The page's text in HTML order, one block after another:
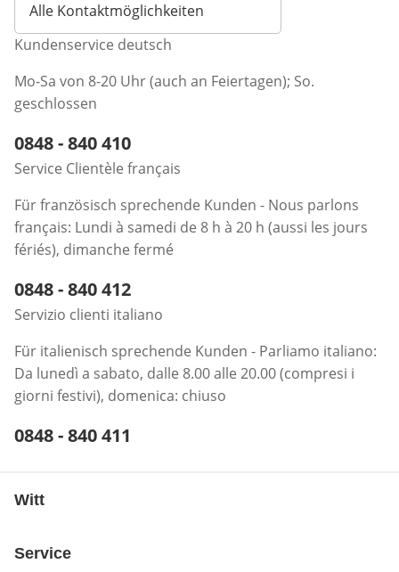
Alle Kontaktmöglichkeiten
Kundenservice deutsch
Mo-Sa von 8-20 Uhr (auch an Feiertagen); So.
geschlossen
Telefonnummer:
0848 - 840 410
Service Clientèle français
Für französisch sprechende Kunden - Nous parlons
français: Lundi à samedi de 8 h à 20 h (aussi les jours
fériés), dimanche fermé
Telefonnummer:
0848 - 840 412
Servizio clienti italiano
Für italienisch sprechende Kunden - Parliamo italiano:
Da lunedì a sabato, dalle 8.00 alle 20.00 (compresi i
giorni festivi), domenica: chiuso
Telefonnummer:
0848 - 840 411
Witt
Service